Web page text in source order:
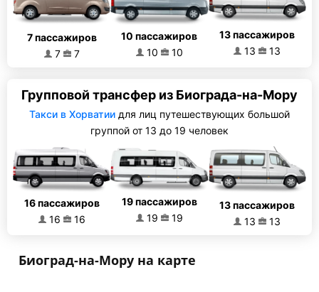
7 пассажиров
7
7
10 пассажиров
10
10
13 пассажиров
13
13
Групповой трансфер из Биограда-на-Мору
Такси в Хорватии для лиц путешествующих большой
группой от 13 до 19 человек
16 пассажиров
16
16
19 пассажиров
19
19
13 пассажиров
13
13
Биоград-на-Мору на карте